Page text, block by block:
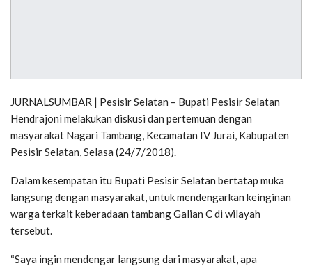
JURNALSUMBAR | Pesisir Selatan – Bupati Pesisir Selatan
Hendrajoni melakukan diskusi dan pertemuan dengan
masyarakat Nagari Tambang, Kecamatan IV Jurai, Kabupaten
Pesisir Selatan, Selasa (24/7/2018).
Dalam kesempatan itu Bupati Pesisir Selatan bertatap muka
langsung dengan masyarakat, untuk mendengarkan keinginan
warga terkait keberadaan tambang Galian C di wilayah
tersebut.
“Saya ingin mendengar langsung dari masyarakat, apa